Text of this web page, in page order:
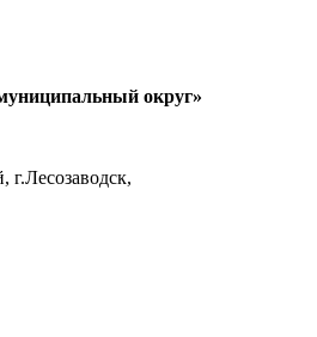
округ»
г.Лесозаводск,